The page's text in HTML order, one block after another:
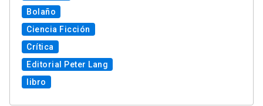
Bolaño
Ciencia Ficción
Crítica
Editorial Peter Lang
libro